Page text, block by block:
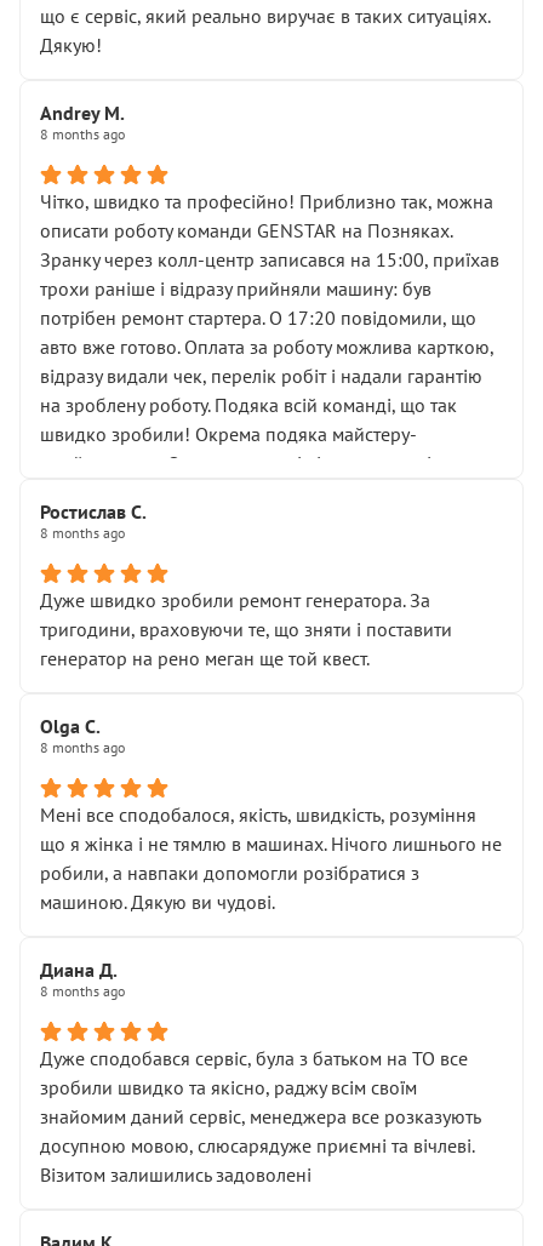
мені заявили, що бачок гальмівної рідини потрібно
міняти разом із головним гальмівним циліндром у
Для людини, яка хоча б трохи розуміється на техніці,
це звучить як мінімум непрофесійно, а як максимум —
спроба продати дорогий вузол замість елементарних
ущільнювачів.
Що прикро — це не перший мій візит. Раніше міняв у
вас стартер, і тоді сервіс наче справив хороше
враження. Але згодом знайшов декілька гайок під
лобовим склом. Мені пояснили, що це “старі гайки, які
відкручували”, і попросили не хвилюватися. ( надіюсь
новий власник, не застяг в полі))
Але після нинішнього візиту такі дрібниці вже не
здаються дрібницями.
Я — клієнт, який працює на довірі, і саме її цей сервіс
Хотілося б більше:
• належної уваги до авто
• прозорості в роботах і рахунках
• реальної діагностики, а не формального
“подивились і поїхав”
На жаль, складається враження, що сервіс працює не
Стосовно комунікації - все добре
що є сервіс, який реально виручає в таких ситуаціях.
Дякую!
Andrey M.
8 months ago
Чітко, швидко та професійно! Приблизно так, можна
описати роботу команди GENSTAR на Позняках.
Зранку через колл-центр записався на 15:00, приїхав
трохи раніше і відразу прийняли машину: був
потрібен ремонт стартера. О 17:20 повідомили, що
авто вже готово. Оплата за роботу можлива карткою,
відразу видали чек, перелік робіт і надали гарантію
на зроблену роботу. Подяка всій команді, що так
швидко зробили! Окрема подяка майстеру-
приймальнику Олександру: всі чітко та по суті.
звертатися до цього автосервісу.
Ростислав С.
8 months ago
Дуже швидко зробили ремонт генератора. За
тригодини, враховуючи те, що зняти і поставити
генератор на рено меган ще той квест.
Olga С.
8 months ago
Мені все сподобалося, якість, швидкість, розуміння
що я жінка і не тямлю в машинах. Нічого лишнього не
робили, а навпаки допомогли розібратися з
машиною. Дякую ви чудові.
Диана Д.
8 months ago
Дуже сподобався сервіс, була з батьком на ТО все
зробили швидко та якісно, раджу всім своїм
знайомим даний сервіс, менеджера все розказують
досупною мовою, слюсарядуже приємні та вічлеві.
Візитом залишились задоволені